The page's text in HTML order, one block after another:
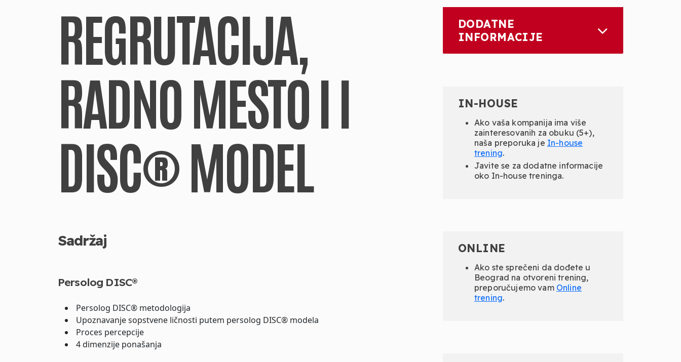
REGRUTACIJA,
RADNO MESTO I I
DISC® MODEL
Sadržaj
Persolog DISC®
Persolog DISC® metodologija
Upoznavanje sopstvene ličnosti putem persolog DISC® modela
Proces percepcije
4 dimenzije ponašanja
DODATNE
INFORMACIJE
IN-HOUSE
Ako vaša kompanija ima više
zainteresovanih za obuku (5+),
naša preporuka je In-house
trening.
Javite se za dodatne informacije
oko In-house treninga.
ONLINE
Ako ste sprečeni da dođete u
Beograd na otvoreni trening,
preporučujemo vam Online
trening.